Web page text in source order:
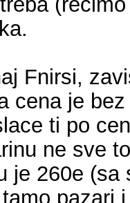
Fnirsi,
cena je
ti po
ne sve
je 260e
pazari